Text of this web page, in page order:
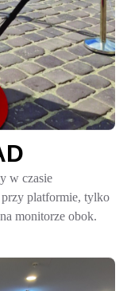
D
w czasie
przy platformie, tylko
monitorze obok.